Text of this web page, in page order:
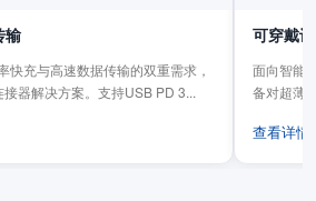
输
快充与高速数据传输的双重需求，
器解决方案。支持USB PD 3...
可穿戴
面向智能
备对超薄
查看详